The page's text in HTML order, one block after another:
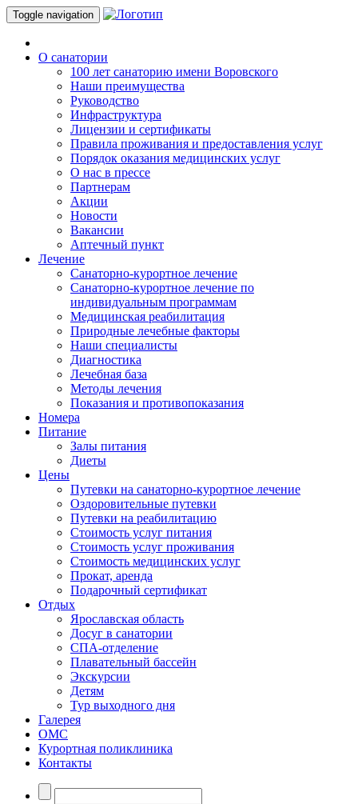
Toggle navigation
О санатории
100 лет санаторию имени Воровского
Наши преимущества
Руководство
Инфраструктура
Лицензии и сертификаты
Правила проживания и предоставления услуг
Порядок оказания медицинских услуг
О нас в прессе
Партнерам
Акции
Новости
Вакансии
Аптечный пункт
Лечение
Санаторно-курортное лечение
Санаторно-курортное лечение по
индивидуальным программам
Медицинская реабилитация
Природные лечебные факторы
Наши специалисты
Диагностика
Лечебная база
Методы лечения
Показания и противопоказания
Номера
Питание
Залы питания
Диеты
Цены
Путевки на санаторно-курортное лечение
Оздоровительные путевки
Путевки на реабилитацию
Стоимость услуг питания
Стоимость услуг проживания
Стоимость медицинских услуг
Прокат, аренда
Подарочный сертификат
Отдых
Ярославская область
Досуг в санатории
СПА-отделение
Плавательный бассейн
Экскурсии
Детям
Тур выходного дня
Галерея
ОМС
Курортная поликлиника
Контакты